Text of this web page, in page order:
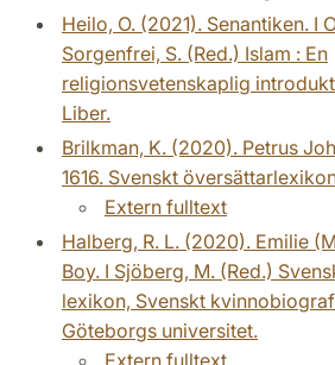
Heilo, O. (2021). Senantiken. I
Sorgenfrei, S. (Red.) Islam : En
religionsvetenskaplig
Liber.
Brilkman, K. (2020). Petrus
1616. Svenskt
Extern fulltext
Halberg, R. L. (2020). Emilie
Boy. I Sjöberg, M. (Red.)
lexikon, Svenskt
Göteborgs universitet.
Extern fulltext